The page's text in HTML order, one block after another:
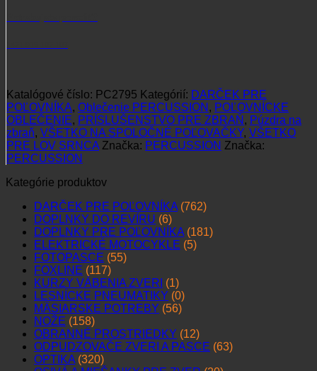
Katalógové číslo: PC2795 Kategórií: DARČEK PRE
POĽOVNÍKA, Oblečenie PERCUSSION , POĽOVNÍCKE
OBLEČENIE, PRÍSLUŠENSTVO PRE ZBRAŇ , Púzdra na
zbraň, VŠETKO NA SPOLOČNÉ POĽOVAČKY, VŠETKO
PRE LOV SRNCA Značka: PERCUSSION Značka:
PERCUSSION
Kategórie produktov
DARČEK PRE POĽOVNÍKA (762)
DOPLNKY DO REVÍRU (6)
DOPLNKY PRE POĽOVNÍKA (181)
ELEKTRICKÉ MOTOCYKLE (5)
FOTOPASCE (55)
FOXLINE (117)
KURZY VÁBENIA ZVERI (1)
LESNÍCKE PNEUMATIKY (0)
MÄSIARSKE POTREBY (56)
NOŽE (158)
OBRANNÉ PROSTRIEDKY (12)
ODPUDZOVAČE ZVERI A PASCE (63)
OPTIKA (320)